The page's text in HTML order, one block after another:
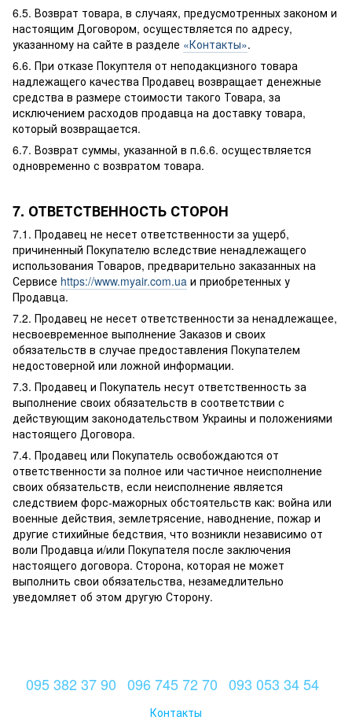
6.5. Возврат товара, в случаях, предусмотренных законом и
настоящим Договором, осуществляется по адресу,
указанному на сайте в разделе «Контакты».
6.6. При отказе Покуптеля от неподакцизного товара
надлежащего качества Продавец возвращает денежные
средства в размере стоимости такого Товара, за
исключением расходов продавца на доставку товара,
который возвращается.
6.7. Возврат суммы, указанной в п.6.6. осуществляется
одновременно с возвратом товара.
7. ОТВЕТСТВЕННОСТЬ СТОРОН
7.1. Продавец не несет ответственности за ущерб,
причиненный Покупателю вследствие ненадлежащего
использования Товаров, предварительно заказанных на
Сервисе https://www.myair.com.ua и приобретенных у
Продавца.
7.2. Продавец не несет ответственности за ненадлежащее,
несвоевременное выполнение Заказов и своих
обязательств в случае предоставления Покупателем
недостоверной или ложной информации.
7.3. Продавец и Покупатель несут ответственность за
выполнение своих обязательств в соответствии с
действующим законодательством Украины и положениями
настоящего Договора.
7.4. Продавец или Покупатель освобождаются от
ответственности за полное или частичное неисполнение
своих обязательств, если неисполнение является
следствием форс-мажорных обстоятельств как: война или
военные действия, землетрясение, наводнение, пожар и
другие стихийные бедствия, что возникли независимо от
воли Продавца и/или Покупателя после заключения
настоящего договора. Сторона, которая не может
выполнить свои обязательства, незамедлительно
уведомляет об этом другую Сторону.
095 382 37 90 096 745 72 70 093 053 34 54
Контакты